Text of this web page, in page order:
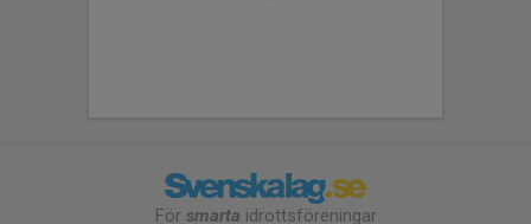
För smarta idrottsföreningar